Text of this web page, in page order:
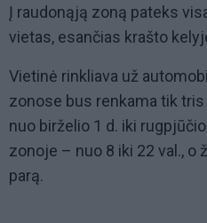
Į raudonąją zoną pateks
vietas, esančias krašto
Vietinė rinkliava už
zonose bus renkama tik
nuo birželio 1 d. iki
zonoje – nuo 8 iki 22 val., o
parą.